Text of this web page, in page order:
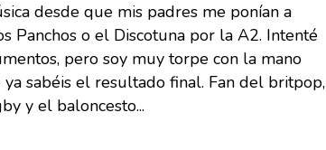
desde que mis padres me ponían a
Panchos o el Discotuna por la A2. Intenté
pero soy muy torpe con la mano
ya sabéis el resultado final. Fan del britpop,
y el baloncesto...